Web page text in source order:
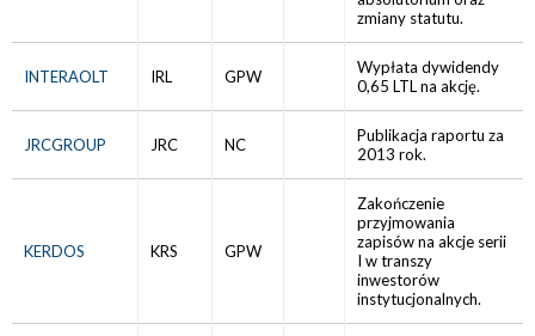
zmiany statutu.
INTERAOLT IRL GPW
Wypłata dywidendy
0,65 LTL na akcję.
JRCGROUP JRC NC
Publikacja raportu za
2013 rok.
KERDOS KRS GPW
Zakończenie
przyjmowania
zapisów na akcje serii
I w transzy
inwestorów
instytucjonalnych.